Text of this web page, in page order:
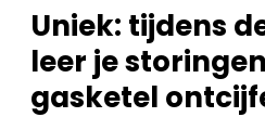
Podcasts
Privacy / Cookie
Vacature aanmelden
HVAC
Sanitair
Uniek: tijdens
leer je
gasketel